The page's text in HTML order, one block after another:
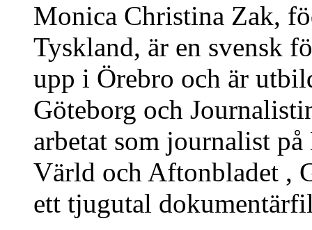
Monica Christina Zak,
Tyskland, är en svensk
upp i Örebro och är
Göteborg och
arbetat som journalist
Värld och Aftonbladet ,
ett tjugutal